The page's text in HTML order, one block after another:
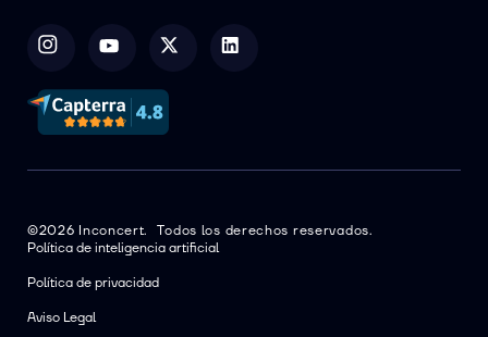
©2026 Inconcert. Todos los derechos reservados.
Política de inteligencia artificial
Política de privacidad
Aviso Legal